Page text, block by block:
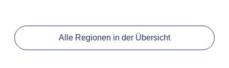
Alle Regionen in der Übersicht